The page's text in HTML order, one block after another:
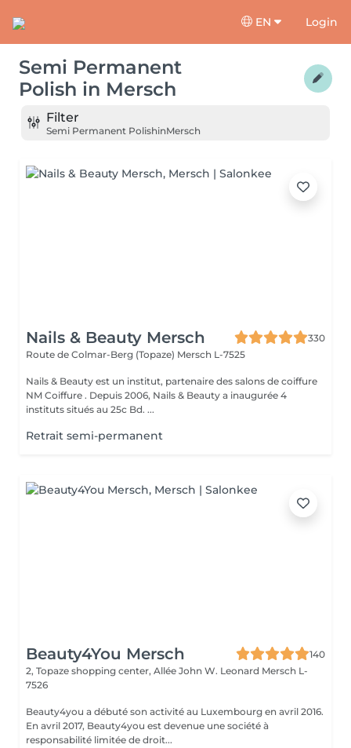
EN Login
Semi Permanent
Polish in Mersch
Filter
Semi Permanent PolishinMersch
Nails & Beauty Mersch
330
Route de Colmar-Berg (Topaze) Mersch L-7525
Nails & Beauty est un institut, partenaire des salons de coiffure
NM Coiffure . Depuis 2006, Nails & Beauty a inaugurée 4
instituts situés au 25c Bd. ...
Retrait semi-permanent
Beauty4You Mersch
140
2, Topaze shopping center, Allée John W. Leonard Mersch L-
7526
Beauty4you a débuté son activité au Luxembourg en avril 2016.
En avril 2017, Beauty4you est devenue une société à
responsabilité limitée de droit...